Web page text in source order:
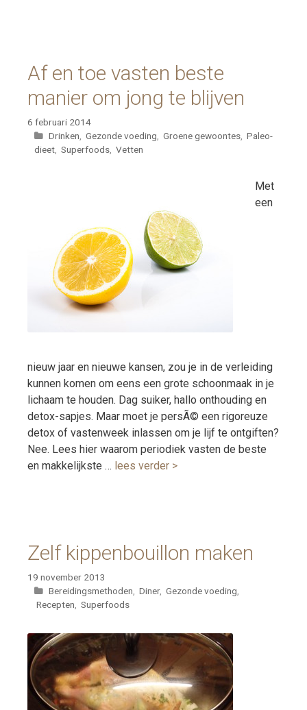
Af en toe vasten beste
manier om jong te blijven
6 februari 2014
Categorieën
Drinken Gezonde voeding Groene gewoontes Paleo-
dieet Superfoods Vetten
Met
een
nieuw jaar en nieuwe kansen, zou je in de verleiding
kunnen komen om eens een grote schoonmaak in je
lichaam te houden. Dag suiker, hallo onthouding en
detox-sapjes. Maar moet je persÃ© een rigoreuze
detox of vastenweek inlassen om je lijf te ontgiften?
Nee. Lees hier waarom periodiek vasten de beste
en makkelijkste … lees verder >
Zelf kippenbouillon maken
19 november 2013
Categorieën
Bereidingsmethoden Diner, Gezonde voeding
Recepten
Superfoods